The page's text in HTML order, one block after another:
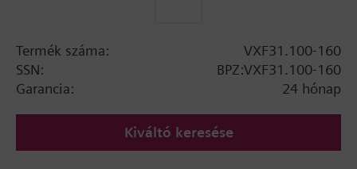
Termék száma:
VXF31.100-160
SSN:
BPZ:VXF31.100-160
Garancia:
24 hónap
Kiváltó keresése